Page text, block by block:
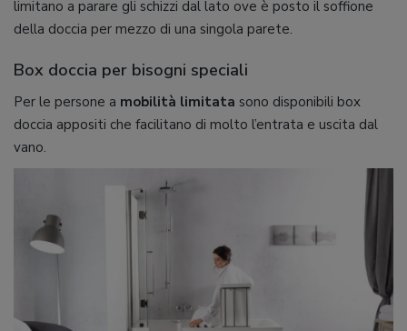
limitano a parare gli schizzi dal lato ove è posto il soffione
della doccia per mezzo di una singola parete.
Box doccia per bisogni speciali
Per le persone a mobilità limitata sono disponibili box
doccia appositi che facilitano di molto l’entrata e uscita dal
vano.